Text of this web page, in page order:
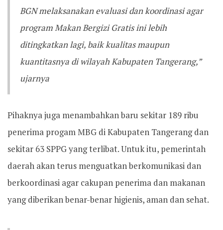
BGN melaksanakan evaluasi dan koordinasi agar
program Makan Bergizi Gratis ini lebih
ditingkatkan lagi, baik kualitas maupun
kuantitasnya di wilayah Kabupaten Tangerang,”
ujarnya
Pihaknya juga menambahkan baru sekitar 189 ribu
penerima progam MBG di Kabupaten Tangerang dan
sekitar 63 SPPG yang terlibat. Untuk itu, pemerintah
daerah akan terus menguatkan berkomunikasi dan
berkoordinasi agar cakupan penerima dan makanan
yang diberikan benar-benar higienis, aman dan sehat.